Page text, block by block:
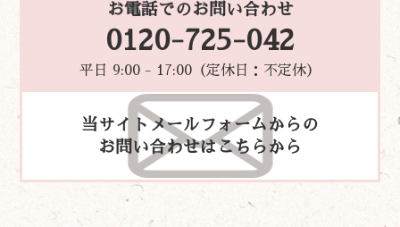
お電話でのお問い合わせ
0120-725-042
平日 9:00 - 17:00（定休日：不定休）
当サイトメールフォームからの
お問い合わせはこちらから